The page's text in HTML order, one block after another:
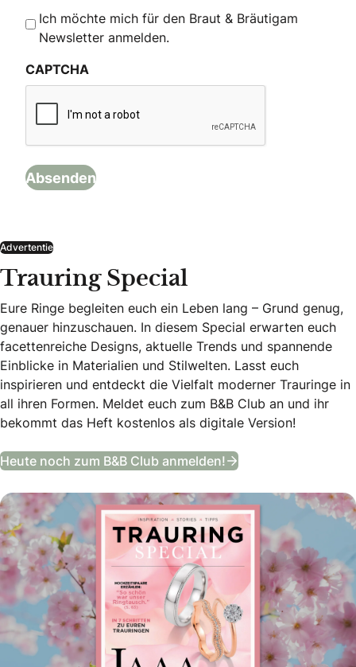
Ich möchte mich für den Braut & Bräutigam
Newsletter anmelden.
CAPTCHA
Advertentie
Trauring Special
Eure Ringe begleiten euch ein Leben lang – Grund genug,
genauer hinzuschauen. In diesem Special erwarten euch
facettenreiche Designs, aktuelle Trends und spannende
Einblicke in Materialien und Stilwelten. Lasst euch
inspirieren und entdeckt die Vielfalt moderner Trauringe in
all ihren Formen. Meldet euch zum B&B Club an und ihr
bekommt das Heft kostenlos als digitale Version!
Heute noch zum B&B Club anmelden! Trauring Special